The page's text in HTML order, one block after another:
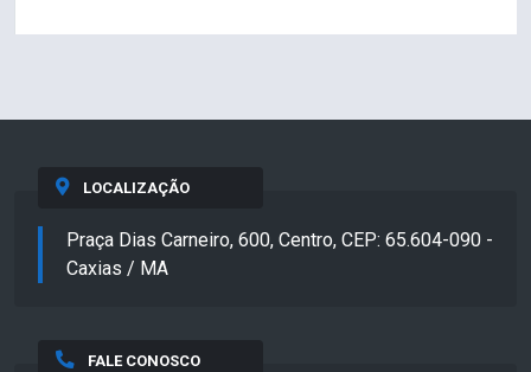
LOCALIZAÇÃO
Praça Dias Carneiro, 600, Centro, CEP: 65.604-090 -
Caxias / MA
FALE CONOSCO